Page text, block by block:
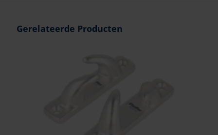
Gerelateerde Producten